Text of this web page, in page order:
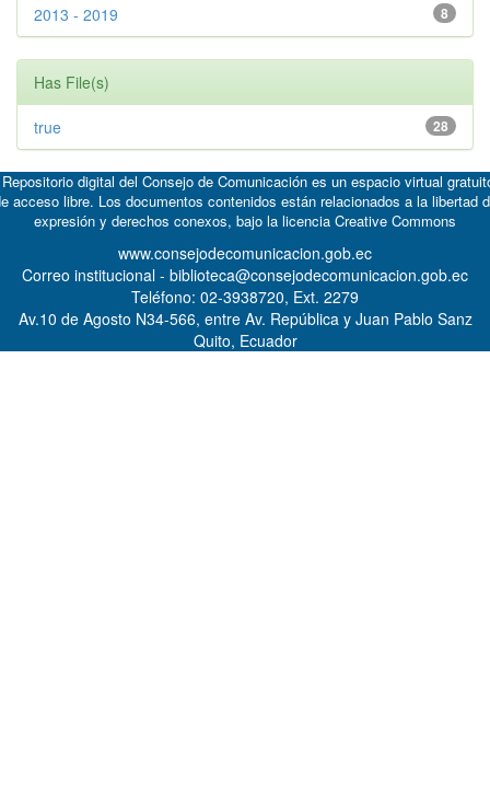
8
2013 - 2019
Has File(s)
28
true
digital del Consejo de Comunicación es un espacio virtual
acceso libre. Los documentos contenidos están relacionados a la libertad
expresión y derechos conexos, bajo la licencia Creative Commons
www.consejodecomunicacion.gob.ec
Correo institucional - biblioteca@consejodecomunicacion.gob.ec
Teléfono: 02-3938720, Ext. 2279
Av.10 de Agosto N34-566, entre Av. República y Juan Pablo Sanz
Quito, Ecuador